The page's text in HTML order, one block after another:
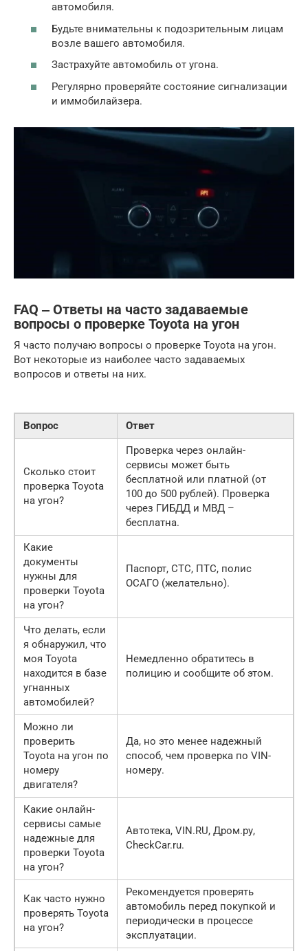
автомобиля.
Будьте внимательны к подозрительным лицам
возле вашего автомобиля.
Застрахуйте автомобиль от угона.
Регулярно проверяйте состояние сигнализации
и иммобилайзера.
FAQ ‒ Ответы на часто задаваемые
вопросы о проверке Toyota на угон
Я часто получаю вопросы о проверке Toyota на угон.
Вот некоторые из наиболее часто задаваемых
вопросов и ответы на них.
Вопрос Ответ
Сколько стоит
проверка Toyota
на угон?
Проверка через онлайн-
сервисы может быть
бесплатной или платной (от
100 до 500 рублей). Проверка
через ГИБДД и МВД –
бесплатна.
Какие
документы
нужны для
проверки Toyota
на угон?
Паспорт, СТС, ПТС, полис
ОСАГО (желательно).
Что делать, если
я обнаружил, что
моя Toyota
находится в базе
угнанных
автомобилей?
Немедленно обратитесь в
полицию и сообщите об этом.
Можно ли
проверить
Toyota на угон по
номеру
двигателя?
Да, но это менее надежный
способ, чем проверка по VIN-
номеру.
Какие онлайн-
сервисы самые
надежные для
проверки Toyota
на угон?
Автотека, VIN.RU, Дром.ру,
CheckCar.ru.
Как часто нужно
проверять Toyota
на угон?
Рекомендуется проверять
автомобиль перед покупкой и
периодически в процессе
эксплуатации.